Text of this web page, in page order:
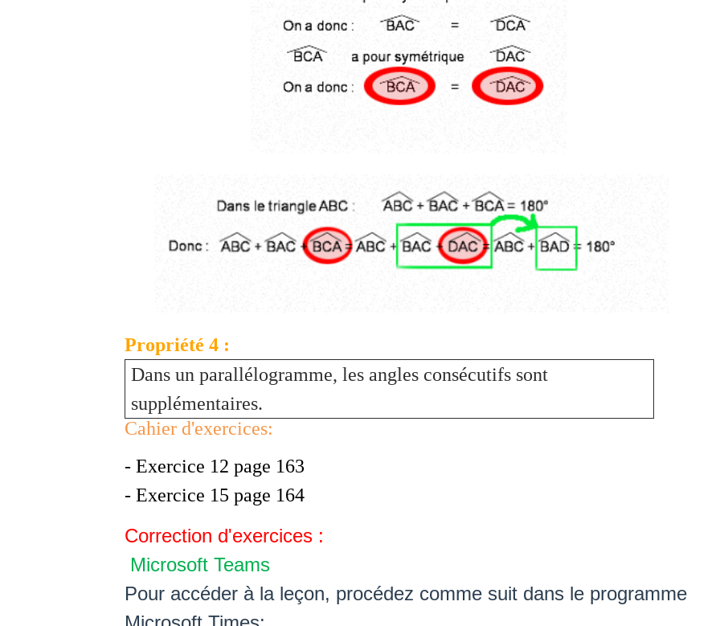
Propriété 4 :
Dans un parallélogramme, les angles consécutifs sont
supplémentaires.
Cahier d'exercices:
- Exercice 12 page 163
- Exercice 15 page 164
Correction d'exercices :
Microsoft Teams
Pour accéder à la leçon, procédez comme suit dans le programme